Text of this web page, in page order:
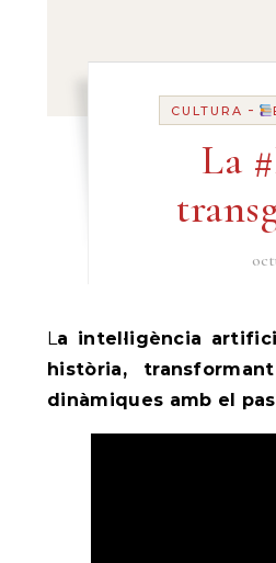
CULTURA -
La
La intel·ligència artificial #ia no només imita l’art; dóna vida a la
història,
dinàmiques amb el